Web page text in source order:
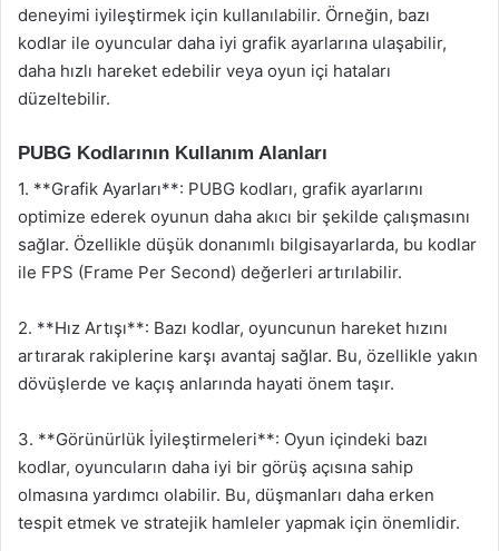
deneyimi iyileştirmek için kullanılabilir. Örneğin, bazı
kodlar ile oyuncular daha iyi grafik ayarlarına ulaşabilir,
daha hızlı hareket edebilir veya oyun içi hataları
düzeltebilir.
PUBG Kodlarının Kullanım Alanları
1. **Grafik Ayarları**: PUBG kodları, grafik ayarlarını
optimize ederek oyunun daha akıcı bir şekilde çalışmasını
sağlar. Özellikle düşük donanımlı bilgisayarlarda, bu kodlar
ile FPS (Frame Per Second) değerleri artırılabilir.
2. **Hız Artışı**: Bazı kodlar, oyuncunun hareket hızını
artırarak rakiplerine karşı avantaj sağlar. Bu, özellikle yakın
dövüşlerde ve kaçış anlarında hayati önem taşır.
3. **Görünürlük İyileştirmeleri**: Oyun içindeki bazı
kodlar, oyuncuların daha iyi bir görüş açısına sahip
olmasına yardımcı olabilir. Bu, düşmanları daha erken
tespit etmek ve stratejik hamleler yapmak için önemlidir.